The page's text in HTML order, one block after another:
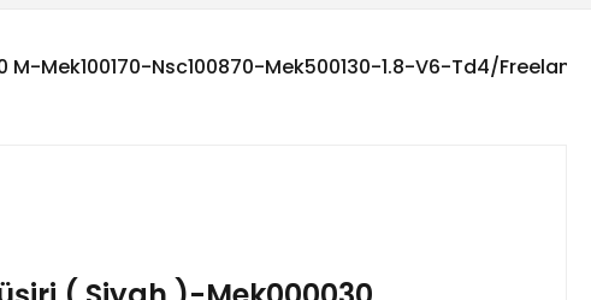
Mek100170-Nsc100870-Mek500130-1.8-V6-Td4/